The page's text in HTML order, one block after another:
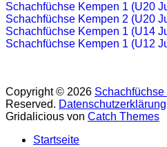
Schachfüchse Kempen 1 (U20
Schachfüchse Kempen 2 (U20
Schachfüchse Kempen 1 (U14
Schachfüchse Kempen 1 (U12
Copyright © 2026 Schachfüchse
Reserved. Datenschutzerklärung
Gridalicious von Catch Themes
oben
Startseite